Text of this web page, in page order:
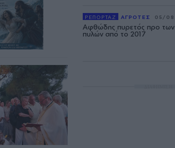
ΡΕΠΟΡΤΑΖ ΑΓΡΟΤΕΣ 05/08
Αφθώδης πυρετός προ των
πυλών από το 2017